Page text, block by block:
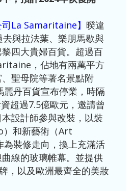
司La Samaritaine】 暌違
與拉法葉、樂朋馬歇與
四大貴婦百貨。超過百
，佔地有兩萬平方
聖母院等著名景點附
麗丹百貨宣布停業，時隔
超過7.5億歐元，邀請曾
設計師參與改裝，以裝
和新藝術（Art
裝修走向，換上充滿活
線的玻璃帷幕。並提供
，以及歐洲最齊全的美妝